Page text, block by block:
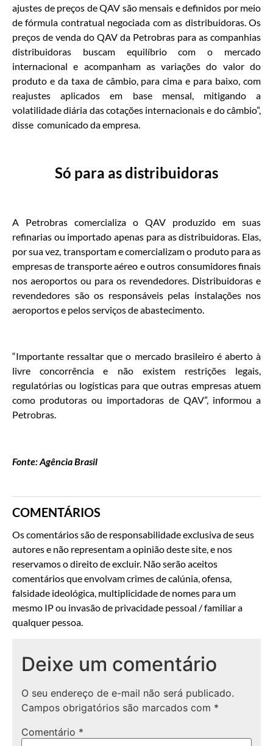
ajustes de preços de QAV são mensais e definidos por meio
de fórmula contratual negociada com as distribuidoras. Os
preços de venda do QAV da Petrobras para as companhias
distribuidoras buscam equilíbrio com o mercado
internacional e acompanham as variações do valor do
produto e da taxa de câmbio, para cima e para baixo, com
reajustes aplicados em base mensal, mitigando a
volatilidade diária das cotações internacionais e do câmbio”,
disse comunicado da empresa.
Só para as distribuidoras
A Petrobras comercializa o QAV produzido em suas
refinarias ou importado apenas para as distribuidoras. Elas,
por sua vez, transportam e comercializam o produto para as
empresas de transporte aéreo e outros consumidores finais
nos aeroportos ou para os revendedores. Distribuidoras e
revendedores são os responsáveis pelas instalações nos
aeroportos e pelos serviços de abastecimento.
“Importante ressaltar que o mercado brasileiro é aberto à
livre concorrência e não existem restrições legais,
regulatórias ou logísticas para que outras empresas atuem
como produtoras ou importadoras de QAV”, informou a
Petrobras.
Fonte: Agência Brasil
COMENTÁRIOS
Os comentários são de responsabilidade exclusiva de seus
autores e não representam a opinião deste site, e nos
reservamos o direito de excluir. Não serão aceitos
comentários que envolvam crimes de calúnia, ofensa,
falsidade ideológica, multiplicidade de nomes para um
mesmo IP ou invasão de privacidade pessoal / familiar a
qualquer pessoa.
Deixe um comentário
O seu endereço de e-mail não será publicado.
Campos obrigatórios são marcados com *
Comentário *